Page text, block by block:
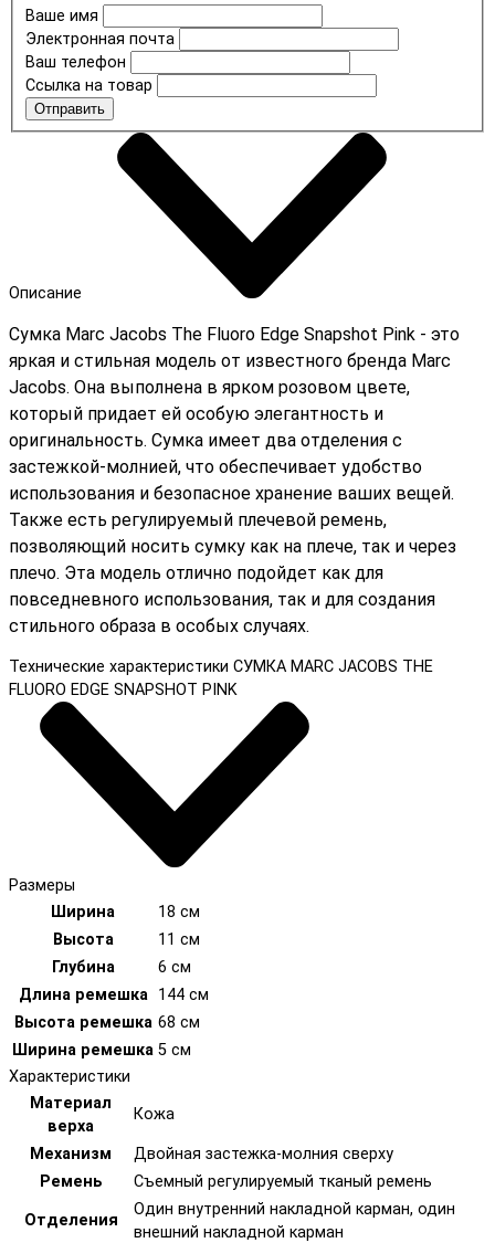
Ваше имя
Электронная почта
Ваш телефон
Ссылка на товар
Отправить
Описание
Сумка Marc Jacobs The Fluoro Edge Snapshot Pink - это
яркая и стильная модель от известного бренда Marc
Jacobs. Она выполнена в ярком розовом цвете,
который придает ей особую элегантность и
оригинальность. Сумка имеет два отделения с
застежкой-молнией, что обеспечивает удобство
использования и безопасное хранение ваших вещей.
Также есть регулируемый плечевой ремень,
позволяющий носить сумку как на плече, так и через
плечо. Эта модель отлично подойдет как для
повседневного использования, так и для создания
стильного образа в особых случаях.
Технические характеристики СУМКА MARC JACOBS THE
FLUORO EDGE SNAPSHOT PINK
Размеры
Ширина
18 см
Высота
11 см
Глубина
6 см
Длина ремешка
144 см
Высота ремешка 68 см
Ширина ремешка 5 см
Характеристики
Материал
верха
Кожа
Механизм
Двойная застежка-молния сверху
Ремень
Съемный регулируемый тканый ремень
Отделения
Один внутренний накладной карман, один
внешний накладной карман